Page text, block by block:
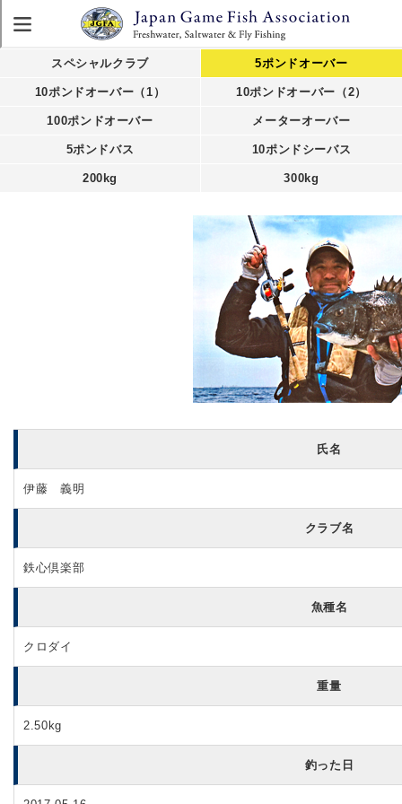
スペシャルクラブ 5ポンドオーバー
10ポンドオーバー（1） 10ポンドオーバー（2）
100ポンドオーバー メーターオーバー
5ポンドバス 10ポンドシーバス
200kg 300kg
氏名
伊藤 義明
クラブ名
鉄心倶楽部
魚種名
クロダイ
重量
2.50kg
釣った日